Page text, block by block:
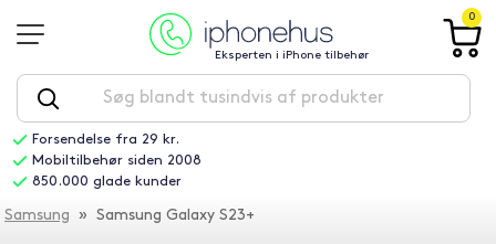
Eksperten i iPhone tilbehør
0
Forsendelse fra 29 kr.
Mobiltilbehør siden 2008
850.000 glade kunder
Samsung » Samsung Galaxy S23+